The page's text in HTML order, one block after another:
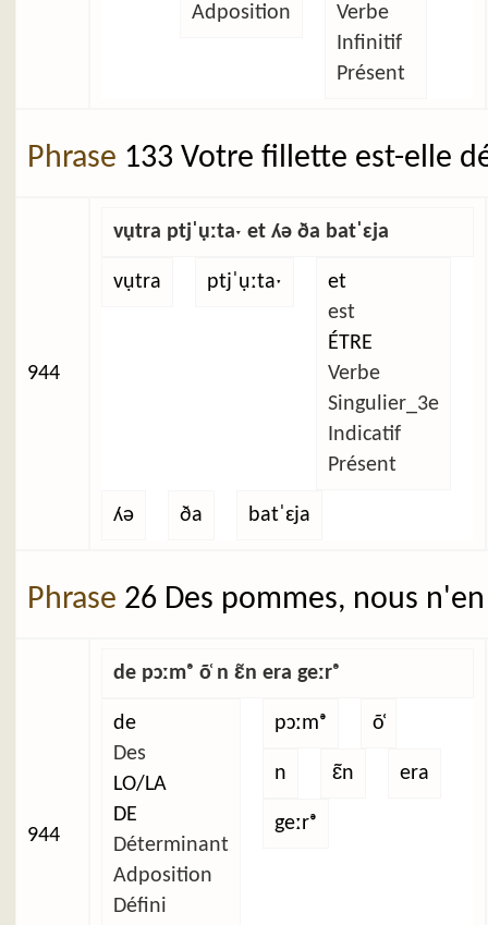
Adposition
Verbe
Infinitif
Présent
Phrase 133 Votre fillette est-elle
944
vụtra ptjˈụːtaˑ et ʎə ða batˈɛja
vụtra ptjˈụːtaˑ
et
est
ÉTRE
Verbe
Singulier_3e
Indicatif
Présent
ʎə ða batˈɛja
Phrase 26 Des pommes, nous
944
de pɔːmᵊ õ̜ n ɛ̃n era geːrᵊ
de
Des
LO/LA
DE
Déterminant
Adposition
Défini
pɔːmᵊ õ̜
n ɛ̃n era
geːrᵊ